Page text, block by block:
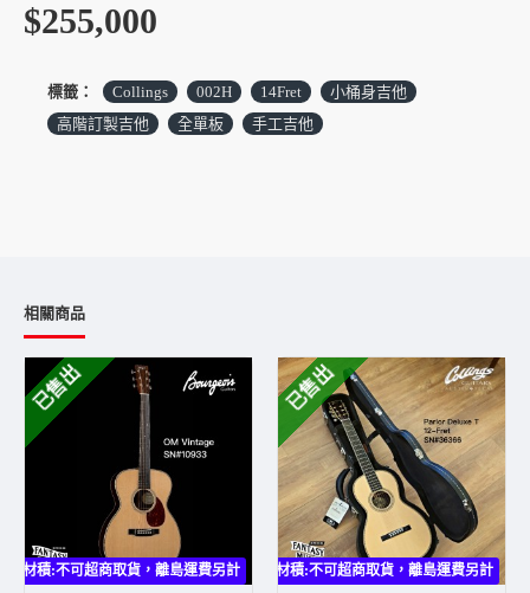
長年來Collings吉他一直都是少量也限量生產，堅持延續創辦
量產模式；台灣每年約有2~5把訂製機會，往往一釋出就被秒
殺，但原廠對台灣琴友的特殊訂製需求和專業度印象深刻，希
鳴，低頻的清晰度也遠超同尺寸吉他。較短的scale length，搭
配相對寬闊的琴身，使得高音更加細膩音色更廣，既能突出細
微的音色變化，也能輕鬆駕馭單音演奏。00 14系列吉他是一
款用途廣泛的樂器，無論是指彈、伴奏或介於兩者之間的任何
演奏風格，都能輕鬆駕馭。
也是伍伍慧目前最常使用的演出
琴。
Collings 002H 14-Fret SN#36356 規格
Top：Sitka spruce
Back & Sides：E. Indian rosewood
Neck：Honduran mahogany
$255,000
標籤： Collings 002H 14Fret
小桶身吉他
高階訂製吉他
全單板 手工吉他
相關商品
大材積:不可超商取貨，離島運費另計
已售出
大材積:不可超商取貨，離島運費另計
已售出